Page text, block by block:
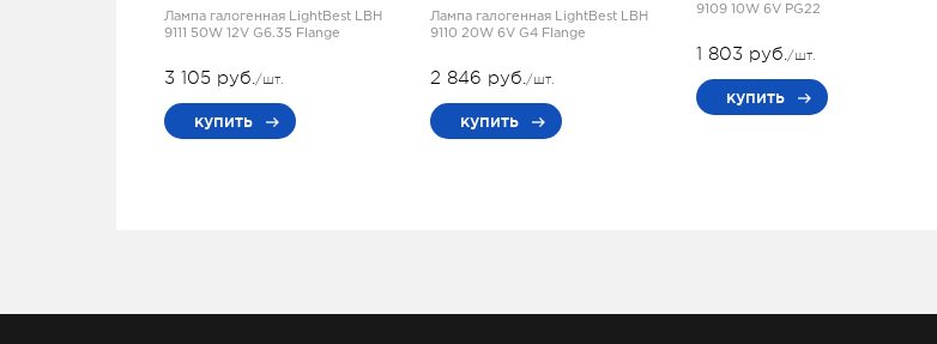
Лампа галогенная LightBest LBH
9111 50W 12V G6.35 Flange
3 105 руб./шт.
купить
Лампа галогенная LightBest LBH
9110 20W 6V G4 Flange
2 846 руб./шт.
купить
9109 10W 6V PG22
1 803 руб./шт.
купить